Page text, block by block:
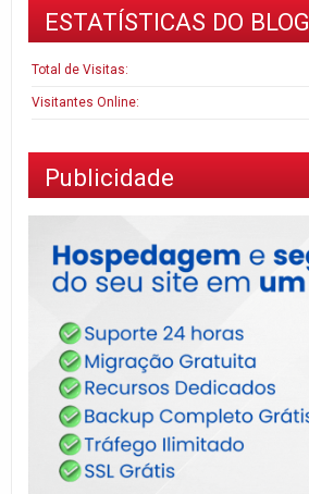
ESTATÍSTICAS DO BLOG
Total de Visitas:
Visitantes Online:
Publicidade